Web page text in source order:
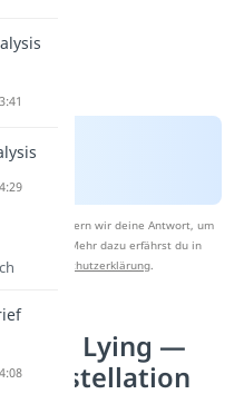
speichern wir deine Antwort, um
verbessern. Mehr dazu erfährst du in
Datenschutzerklärung.
Us Is Lying —